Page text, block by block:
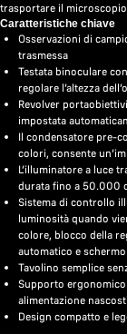
trasportare il
Caratteristiche chiave
Osservazioni di
trasmessa
Testata binoculare
regolare l’altezza
Revolver
impostata
Il condensatore pre-
colori, consente
L’illuminatore a luce
durata fino a 50.000
Sistema di controllo
luminosità quando
colore, blocco della
automatico e
Tavolino semplice
Supporto
alimentazione nascosti
Design compatto e